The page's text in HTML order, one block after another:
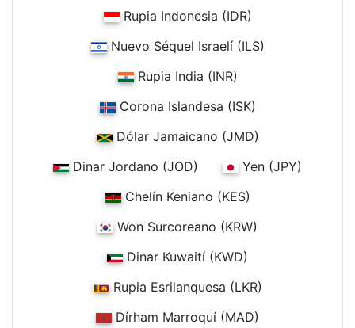
Rupia Indonesia (IDR)
Nuevo Séquel Israelí (ILS)
Rupia India (INR)
Corona Islandesa (ISK)
Dólar Jamaicano (JMD)
Dinar Jordano (JOD)
Yen (JPY)
Chelín Keniano (KES)
Won Surcoreano (KRW)
Dinar Kuwaití (KWD)
Rupia Esrilanquesa (LKR)
Dírham Marroquí (MAD)